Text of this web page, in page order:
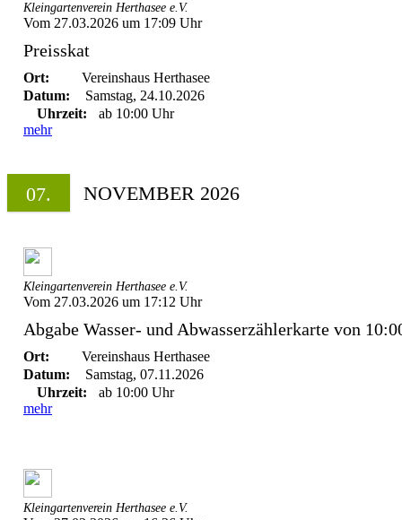
Kleingartenverein Herthasee e.V.
Vom 27.03.2026 um 17:09 Uhr
Preisskat
Ort:
Vereinshaus Herthasee
Datum:
Samstag, 24.10.2026
Uhrzeit:
ab 10:00 Uhr
mehr
07. NOVEMBER 2026
Kleingartenverein Herthasee e.V.
Vom 27.03.2026 um 17:12 Uhr
Abgabe Wasser- und Abwasserzählerkarte von
Ort:
Vereinshaus Herthasee
Datum:
Samstag, 07.11.2026
Uhrzeit:
ab 10:00 Uhr
mehr
Kleingartenverein Herthasee e.V.